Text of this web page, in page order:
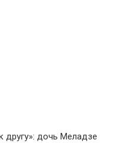
другу»: дочь Меладзе